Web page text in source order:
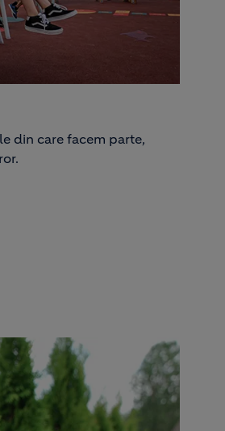
din care facem parte,